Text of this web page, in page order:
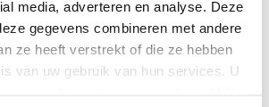
media, adverteren en analyse. Deze
gegevens combineren met andere
ze heeft verstrekt of die ze hebben
van uw gebruik van hun services. U
met presentaties en
En kun je de expositie met mode,
beeldend werk in de hal van het